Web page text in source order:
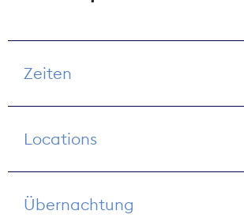
Zeiten
Locations
Übernachtung